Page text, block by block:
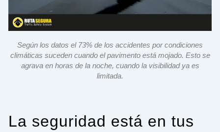
Según los datos el 73% de los accidentes por condiciones
climáticas suceden cuando el pavimento está mojado. Esto se
agrava en horas de la noche, cuando la visibilidad ya es
limitada.
La seguridad está en tus